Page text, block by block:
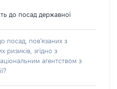
до посад державної
посад, пов'язаних з
ризиків, згідно з
агентством з